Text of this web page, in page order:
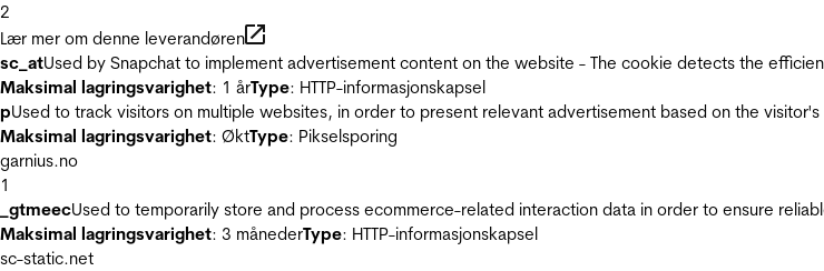
2
Lær mer om denne leverandøren
sc_atUsed by Snapchat to implement advertisement content on the website - The cookie detects the
Maksimal lagringsvarighet: 1 årType: HTTP-informasjonskapsel
pUsed to track visitors on multiple websites, in order to present relevant advertisement based on the
Maksimal lagringsvarighet: ØktType: Pikselsporing
garnius.no
1
_gtmeecUsed to temporarily store and process ecommerce-related interaction data in order to ensure
Maksimal lagringsvarighet: 3 månederType: HTTP-informasjonskapsel
sc-static.net